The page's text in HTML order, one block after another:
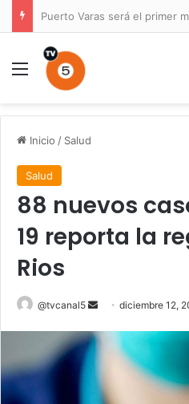
Menú
Inicio / Salud
Salud
88 nuevos
19 reporta la
Rios
@tvcanal5
Send
email
diciembre 12,